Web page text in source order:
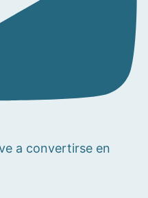
a convertirse en